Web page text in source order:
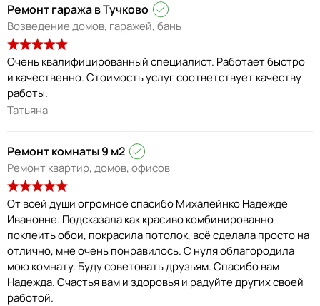
Ремонт гаража в Тучково
Возведение домов, гаражей, бань
Очень квалифицированный специалист. Работает быстро
и качественно. Стоимость услуг соответствует качеству
работы.
Татьяна
Ремонт комнаты 9 м2
Ремонт квартир, домов, офисов
От всей души огромное спасибо Михалейнко Надежде
Ивановне. Подсказала как красиво комбинированно
поклеить обои, покрасила потолок, всё сделала просто на
отлично, мне очень понравилось. С нуля облагородила
мою комнату. Буду советовать друзьям. Спасибо вам
Надежда. Счастья вам и здоровья и радуйте других своей
работой.